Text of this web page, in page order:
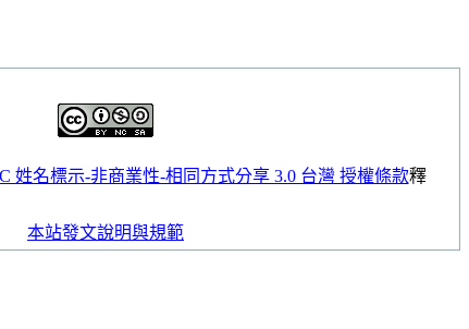
姓名標示-非商業性-相同方式分享 3.0 台灣 授權條款釋
本站發文說明與規範